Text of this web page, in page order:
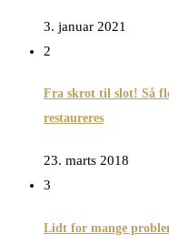
3. januar 2021
2
Fra skrot til slot! Så
restaureres
23. marts 2018
3
Lidt for mange